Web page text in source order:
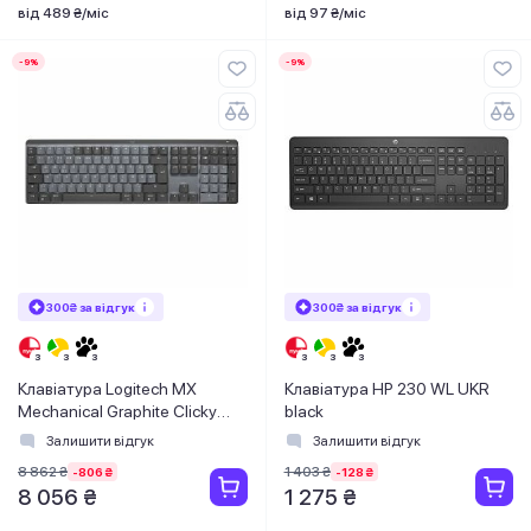
від 489 ₴/міс від 97 ₴/міс
-9%
300₴ за відгук
Клавіатура Logitech MX
Mechanical Graphite Clicky
(920-010759)
Залишити відгук
8 862 ₴ -806 ₴
8 056 ₴
-9%
300₴ за відгук
Клавіатура HP 230 WL UKR
black
Залишити відгук
1 403 ₴ -128 ₴
1 275 ₴